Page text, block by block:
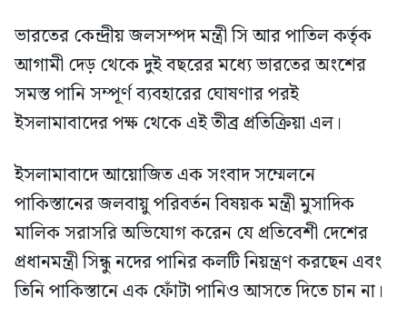
ভারতের কেন্দ্রীয় জলসম্পদ মন্ত্রী সি আর পাতিল কর্তৃক
আগামী দেড় থেকে দুই বছরের মধ্যে ভারতের অংশের
সমস্ত পানি সম্পূর্ণ ব্যবহারের ঘোষণার পরই
ইসলামাবাদের পক্ষ থেকে এই তীব্র প্রতিক্রিয়া এল।
ইসলামাবাদে আয়োজিত এক সংবাদ সম্মেলনে
পাকিস্তানের জলবায়ু পরিবর্তন বিষয়ক মন্ত্রী মুসাদিক
মালিক সরাসরি অভিযোগ করেন যে প্রতিবেশী দেশের
প্রধানমন্ত্রী সিন্ধু নদের পানির কলটি নিয়ন্ত্রণ করছেন এবং
তিনি পাকিস্তানে এক ফোঁটা পানিও আসতে দিতে চান না।